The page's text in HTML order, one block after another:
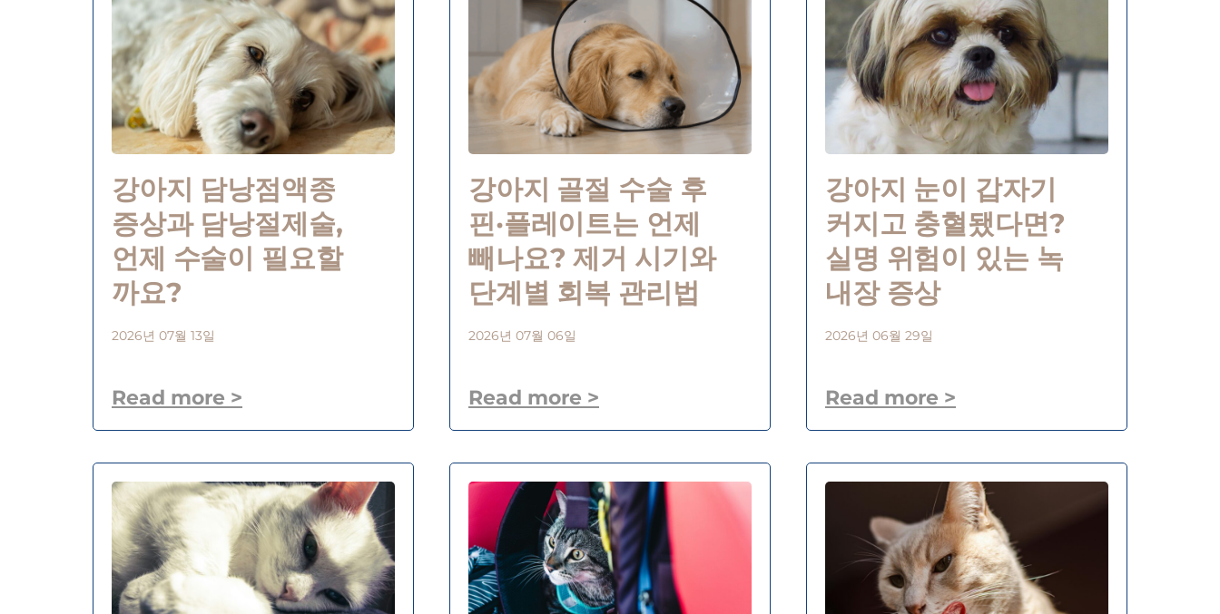
강아지 담낭점액종
증상과 담낭절제술,
언제 수술이 필요할
까요?
2026년 07월 13일
Read more >
강아지 골절 수술 후
핀·플레이트는 언제
빼나요? 제거 시기와
단계별 회복 관리법
2026년 07월 06일
Read more >
강아지 눈이 갑자기
커지고 충혈됐다면?
실명 위험이 있는 녹
내장 증상
2026년 06월 29일
Read more >